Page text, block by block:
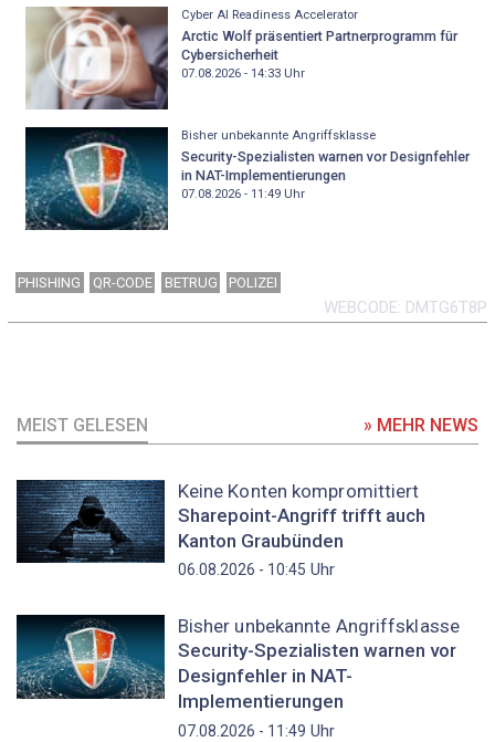
Cyber AI Readiness Accelerator
Arctic Wolf präsentiert Partnerprogramm für
Cybersicherheit
07.08.2026 - 14:33Uhr
Bisher unbekannte Angriffsklasse
Security-Spezialisten warnen vor Designfehler
in NAT-Implementierungen
07.08.2026 - 11:49Uhr
PHISHING QR-CODE BETRUG POLIZEI
WEBCODE DMTG6T8P
MEIST GELESEN » MEHR NEWS
Keine Konten kompromittiert
Sharepoint-Angriff trifft auch
Kanton Graubünden
06.08.2026 - 10:45 Uhr
Bisher unbekannte Angriffsklasse
Security-Spezialisten warnen vor
Designfehler in NAT-
Implementierungen
07.08.2026 - 11:49 Uhr